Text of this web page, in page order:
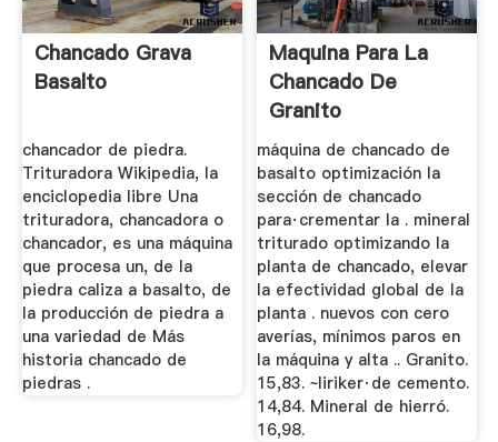
Chancado Grava
Basalto
chancador de piedra.
Trituradora Wikipedia, la
enciclopedia libre Una
trituradora, chancadora o
chancador, es una máquina
que procesa un, de la
piedra caliza a basalto, de
la producción de piedra a
una variedad de Más
historia chancado de
piedras .
Maquina Para La
Chancado De
Granito
máquina de chancado de
basalto optimización la
sección de chancado
para·crementar la . mineral
triturado optimizando la
planta de chancado, elevar
la efectividad global de la
planta . nuevos con cero
averías, mínimos paros en
la máquina y alta .. Granito.
15,83. ~liriker·de cemento.
14,84. Mineral de hierró.
16,98.